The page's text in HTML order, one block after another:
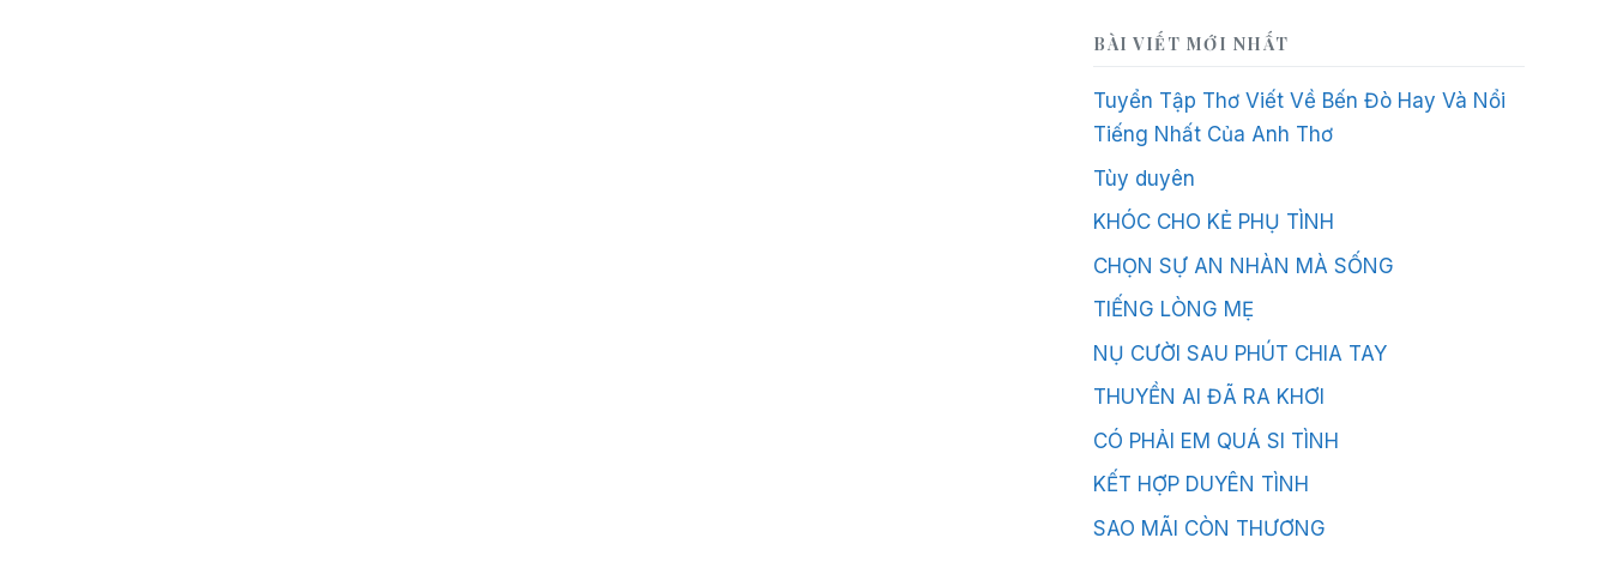
BÀI VIẾT MỚI NHẤT
Tuyển Tập Thơ Viết Về Bến Đò Hay Và Nổi
Tiếng Nhất Của Anh Thơ
Tùy duyên
KHÓC CHO KẺ PHỤ TÌNH
CHỌN SỰ AN NHÀN MÀ SỐNG
TIẾNG LÒNG MẸ
NỤ CƯỜI SAU PHÚT CHIA TAY
THUYỀN AI ĐÃ RA KHƠI
CÓ PHẢI EM QUÁ SI TÌNH
KẾT HỢP DUYÊN TÌNH
SAO MÃI CÒN THƯƠNG